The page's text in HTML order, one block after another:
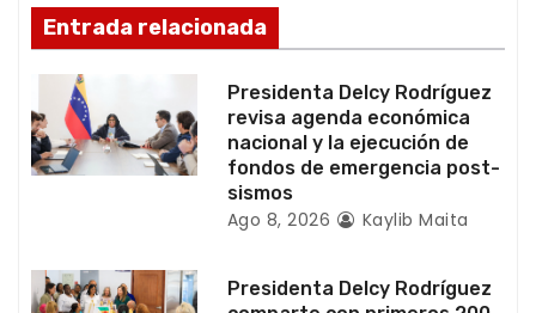
d
e
e
n
r
Entrada relacionada
Presidenta Delcy Rodríguez
revisa agenda económica
nacional y la ejecución de
fondos de emergencia post-
sismos
Ago 8, 2026 Kaylib Maita
Presidenta Delcy Rodríguez